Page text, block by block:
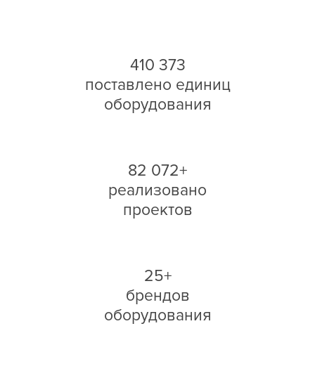
410 373
поставлено единиц
оборудования
82 072+
реализовано
проектов
25+
брендов
оборудования